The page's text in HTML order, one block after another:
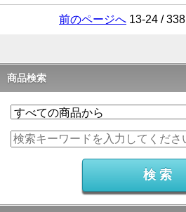
前のページへ 13-24 / 338
商品検索